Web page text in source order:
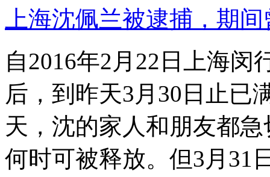
上海沈佩兰被逮捕，期
自2016年2月22日上海
后，到昨天3月30日止已
天，沈的家人和朋友都
何时可被释放。但3月31